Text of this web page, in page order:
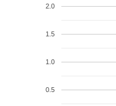
0.5
1.0
1.5
2.0